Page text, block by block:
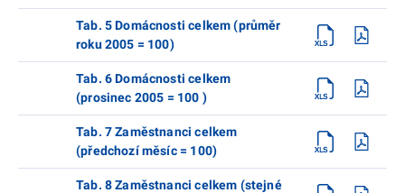
Tab. 5 Domácnosti celkem (průměr
roku 2005 = 100)
Tab. 6 Domácnosti celkem
(prosinec 2005 = 100 )
Tab. 7 Zaměstnanci celkem
(předchozí měsíc = 100)
Tab. 8 Zaměstnanci celkem (stejné